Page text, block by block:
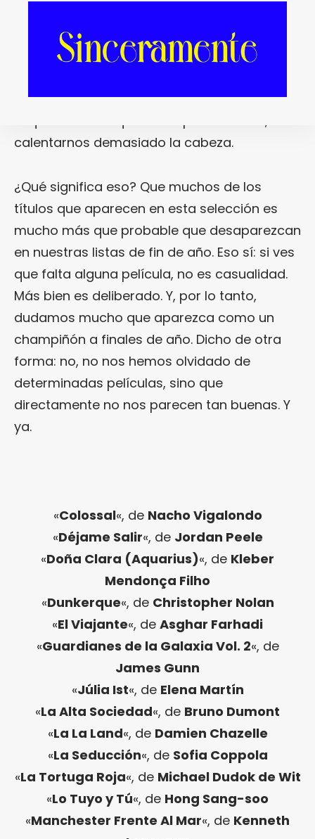
cabeza buscándole un orden de
importancia, porque no lo tiene) y, sobre
establecido. Vamos, que hemos metido todo
lo que creemos que es «imprescindible», sin
calentarnos demasiado la cabeza.
¿Qué significa eso? Que muchos de los
títulos que aparecen en esta selección es
mucho más que probable que desaparezcan
en nuestras listas de fin de año. Eso sí: si ves
que falta alguna película, no es casualidad.
Más bien es deliberado. Y, por lo tanto,
dudamos mucho que aparezca como un
champiñón a finales de año. Dicho de otra
forma: no, no nos hemos olvidado de
determinadas películas, sino que
directamente no nos parecen tan buenas. Y
ya.
«Colossal«, de Nacho Vigalondo
«Déjame Salir«, de Jordan Peele
«Doña Clara (Aquarius)«, de Kleber
Mendonça Filho
«Dunkerque«, de Christopher Nolan
«El Viajante«, de Asghar Farhadi
«Guardianes de la Galaxia Vol. 2«, de
James Gunn
«Júlia Ist«, de Elena Martín
«La Alta Sociedad«, de Bruno Dumont
«La La Land«, de Damien Chazelle
«La Seducción«, de Sofia Coppola
«La Tortuga Roja«, de Michael Dudok de Wit
«Lo Tuyo y Tú«, de Hong Sang-soo
«Manchester Frente Al Mar«, de Kenneth